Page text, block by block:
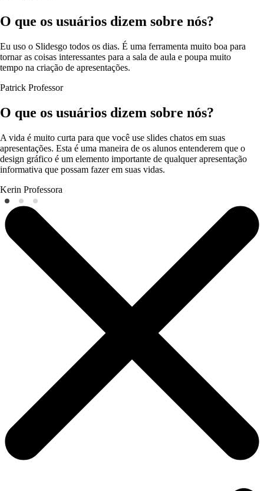
O que os usuários dizem sobre nós?
Eu uso o Slidesgo todos os dias. É uma ferramenta muito boa para
tornar as coisas interessantes para a sala de aula e poupa muito
tempo na criação de apresentações.
Patrick Professor
O que os usuários dizem sobre nós?
A vida é muito curta para que você use slides chatos em suas
apresentações. Esta é uma maneira de os alunos entenderem que o
design gráfico é um elemento importante de qualquer apresentação
informativa que possam fazer em suas vidas.
Kerin Professora